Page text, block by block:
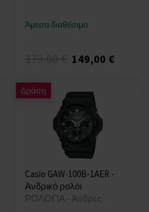
Άμεσα διαθέσιμο
149,00 €
Δράση
Casio GAW-100B-1AER -
Ανδρικό ρολόι
ΡΟΛΟΓΙΑ - Άνδρες